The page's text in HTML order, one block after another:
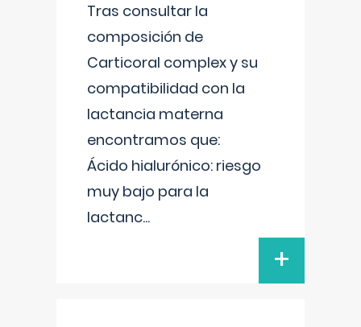
Tras consultar la
composición de
Carticoral complex y su
compatibilidad con la
lactancia materna
encontramos que:
Ácido hialurónico: riesgo
muy bajo para la
lactanc...
+